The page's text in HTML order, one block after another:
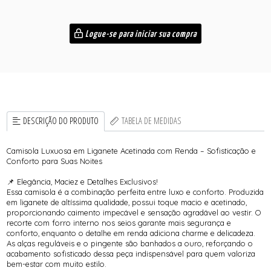
Logue-se para iniciar sua compra
DESCRIÇÃO DO PRODUTO TABELA DE MEDIDAS
Camisola Luxuosa em Liganete Acetinada com Renda – Sofisticação e
Conforto para Suas Noites
📌 Elegância, Maciez e Detalhes Exclusivos!
Essa camisola é a combinação perfeita entre luxo e conforto. Produzida
em liganete de altíssima qualidade, possui toque macio e acetinado,
proporcionando caimento impecável e sensação agradável ao vestir. O
recorte com forro interno nos seios garante mais segurança e
conforto, enquanto o detalhe em renda adiciona charme e delicadeza.
As alças reguláveis e o pingente são banhados a ouro, reforçando o
acabamento sofisticado dessa peça indispensável para quem valoriza
bem-estar com muito estilo.